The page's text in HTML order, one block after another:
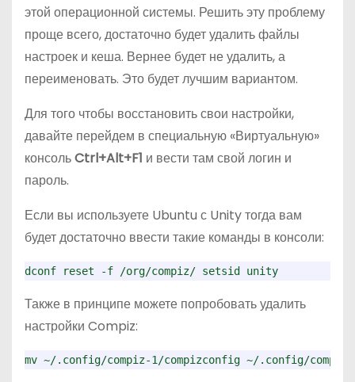
этой операционной системы. Решить эту проблему
проще всего, достаточно будет удалить файлы
настроек и кеша. Вернее будет не удалить, а
переименовать. Это будет лучшим вариантом.
Для того чтобы восстановить свои настройки,
давайте перейдем в специальную «Виртуальную»
консольCtrl+Alt+F1 и вести там свой логин и
пароль.
Если вы используете Ubuntu с Unity тогда вам
будет достаточно ввести такие команды в консоли:
dconf reset -f /org/compiz/ setsid unity
Также в принципе можете попробовать удалить
настройки Compiz:
mv ~/.config/compiz-1/compizconfig ~/.config/